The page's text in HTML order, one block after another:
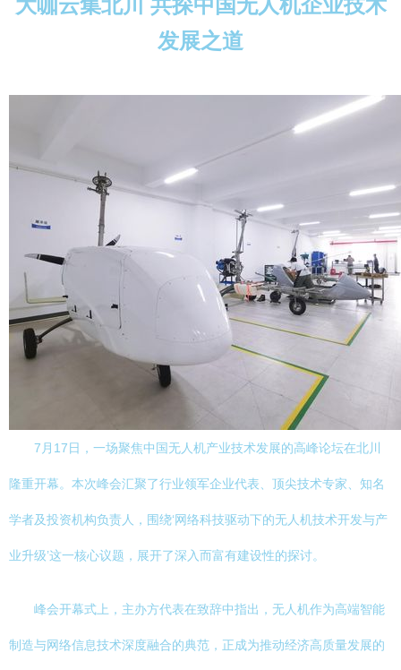
大咖云集北川 共探中国无人机企业技术
发展之道
7月17日，一场聚焦中国无人机产业技术发展的高峰论坛在北川
隆重开幕。本次峰会汇聚了行业领军企业代表、顶尖技术专家、知名
学者及投资机构负责人，围绕‘网络科技驱动下的无人机技术开发与产
业升级’这一核心议题，展开了深入而富有建设性的探讨。
峰会开幕式上，主办方代表在致辞中指出，无人机作为高端智能
制造与网络信息技术深度融合的典范，正成为推动经济高质量发展的